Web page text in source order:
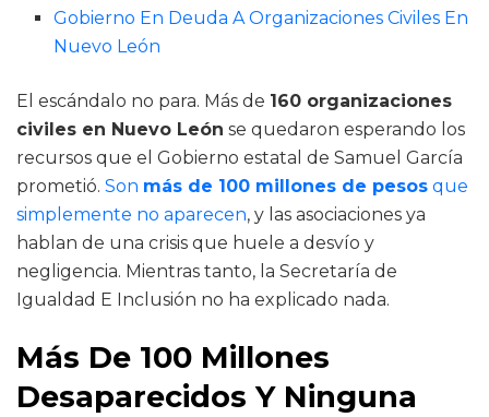
Gobierno En Deuda A Organizaciones Civiles En
Nuevo León
El escándalo no para. Más de 160 organizaciones
civiles en Nuevo León se quedaron esperando los
recursos que el Gobierno estatal de Samuel García
prometió. Son más de 100 millones de pesos que
simplemente no aparecen, y las asociaciones ya
hablan de una crisis que huele a desvío y
negligencia. Mientras tanto, la Secretaría de
Igualdad E Inclusión no ha explicado nada.
Más De 100 Millones
Desaparecidos Y Ninguna